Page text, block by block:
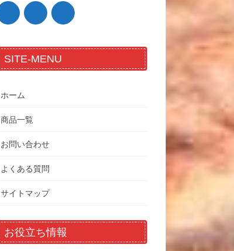
SITE-MENU
ホーム
商品一覧
お問い合わせ
よくある質問
サイトマップ
お役立ち情報